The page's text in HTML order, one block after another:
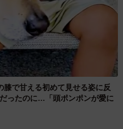
で甘える初めて見せる姿に反
ったのに…「頭ポンポンが愛に